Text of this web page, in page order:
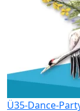
Ü35-Dance-